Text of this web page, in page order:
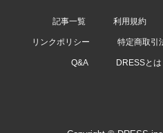
記事一覧 利用規約
リンクポリシー 特定商取引
Q&A DRESSとは